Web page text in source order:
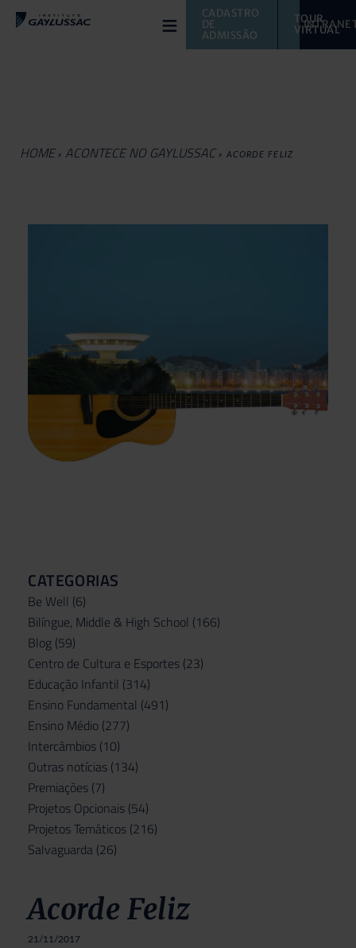
≡
CADASTRO
DE
ADMISSÃO
TOUR
VIRTUAL
HOME » ACONTECE NO GAYLUSSAC » ACORDE FELIZ
CATEGORIAS
Be Well (6)
Bilíngue, Middle & High School (166)
Blog (59)
Centro de Cultura e Esportes (23)
Educação Infantil (314)
Ensino Fundamental (491)
Ensino Médio (277)
Intercâmbios (10)
Outras notícias (134)
Premiações (7)
Projetos Opcionais (54)
Projetos Temáticos (216)
Salvaguarda (26)
Acorde Feliz
21/11/2017